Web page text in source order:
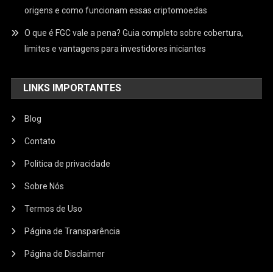
origens e como funcionam essas criptomoedas
O que é FGC vale a pena? Guia completo sobre cobertura,
limites e vantagens para investidores iniciantes
LINKS IMPORTANTES
Blog
Contato
Politica de privacidade
Sobre Nós
Termos de Uso
Página de Transparência
Página de Disclaimer